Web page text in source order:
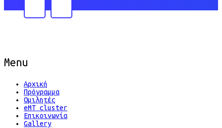
Menu
Αρχική
Πρόγραμμα
Ομιλητές
eMT cluster
Επικοινωνία
Gallery